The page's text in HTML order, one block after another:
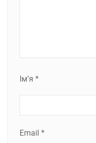
Ім'я *
Email *